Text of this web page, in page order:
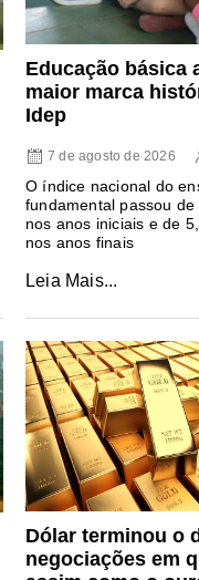
Educação básica
maior marca
Idep
7 de agosto de 2026
O índice nacional do
fundamental passou
nos anos iniciais e de
nos anos finais
Leia Mais...
Dólar terminou o
negociações em